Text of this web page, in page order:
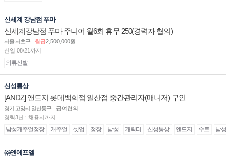
신세계 강남점 푸마
신세계강남점 푸마 주니어 월6회 휴무 250(경력자 협의)
서울 서초구 월급2,500,000원
신입 08/21까지
의류신발
신성통상
[ANDZ] 앤드지 롯데백화점 일산점 중간관리자(매니저) 구인
경기 고양시 일산동구
급여협의
경력3년↑ 채용시까지
남성캐주얼정장 캐주얼 셋업 정장 남성 캐릭터 신성통상 앤드지 수트 남
㈜엔에프엘